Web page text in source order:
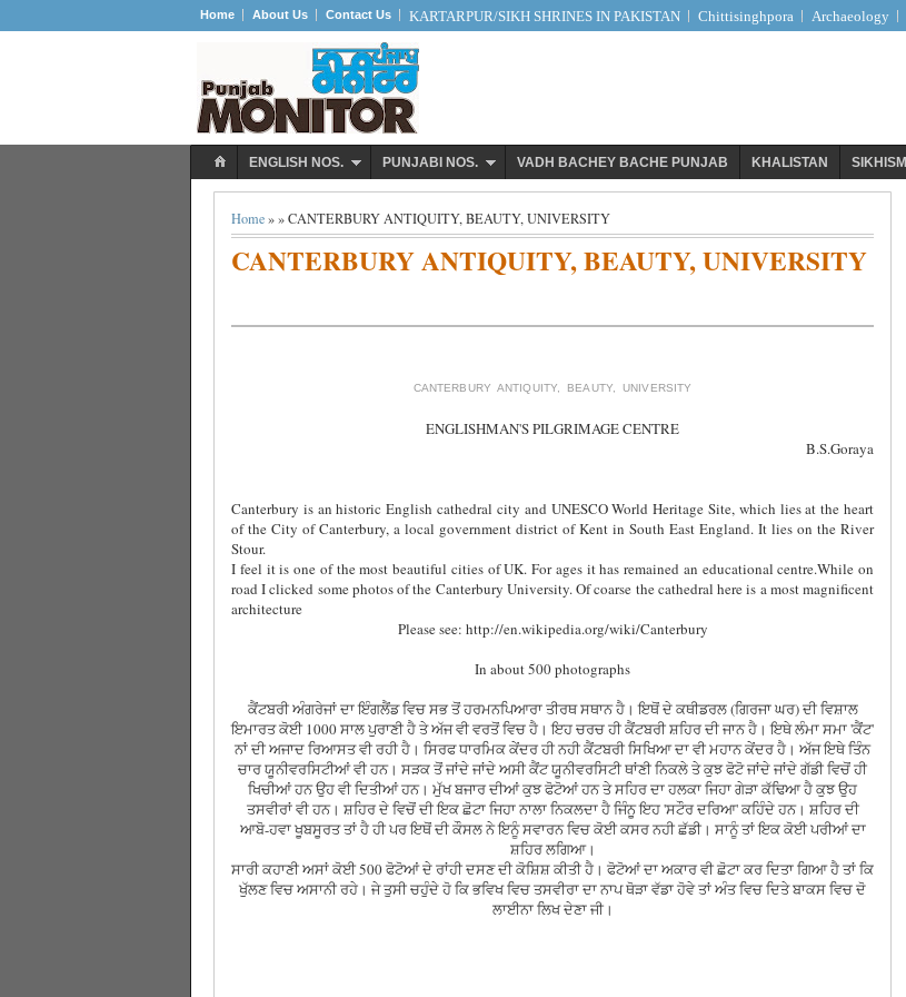
Home About Us Contact Us KARTARPUR/SIKH SHRINES IN PAKISTAN Chittisinghpora Archaeology
ENGLISH NOS. PUNJABI NOS. VADH BACHEY BACHE PUNJAB KHALISTAN SIKHISM
Home» » CANTERBURY ANTIQUITY, BEAUTY, UNIVERSITY
CANTERBURY ANTIQUITY, BEAUTY, UNIVERSITY
CANTERBURY ANTIQUITY, BEAUTY, UNIVERSITY
ENGLISHMAN'S PILGRIMAGE CENTRE
B.S.Goraya
Canterbury is an historic English cathedral city and UNESCO World Heritage Site, which lies at the heart
of the City of Canterbury, a local government district of Kent in South East England. It lies on the River
Stour.
I feel it is one of the most beautiful cities of UK. For ages it has remained an educational centre.While on
road I clicked some photos of the Canterbury University. Of coarse the cathedral here is a most magnificent
architecture
Please see: http://en.wikipedia.org/wiki/Canterbury
In about 500 photographs
ਕੈਂਟਬਰੀ ਅੰਗਰੇਜਾਂ ਦਾ ਇੰਗਲੈਂਡ ਵਿਚ ਸਭ ਤੋਂ ਹਰਮਨਪਿਆਰਾ ਤੀਰਥ ਸਥਾਨ ਹੈ। ਇਥੋਂ ਦੇ ਕਥੀਡਰਲ (ਗਿਰਜਾ ਘਰ) ਦੀ ਵਿਸ਼ਾਲ
ਇਮਾਰਤ ਕੋਈ 1000 ਸਾਲ ਪੁਰਾਣੀ ਹੈ ਤੇ ਅੱਜ ਵੀ ਵਰਤੋਂ ਵਿਚ ਹੈ। ਇਹ ਚਰਚ ਹੀ ਕੈਂਟਬਰੀ ਸ਼ਹਿਰ ਦੀ ਜਾਨ ਹੈ। ਇਥੇ ਲੰਮਾ ਸਮਾ 'ਕੈਂਟ'
ਨਾਂ ਦੀ ਅਜਾਦ ਰਿਆਸਤ ਵੀ ਰਹੀ ਹੈ। ਸਿਰਫ ਧਾਰਮਿਕ ਕੇਂਦਰ ਹੀ ਨਹੀ ਕੈਂਟਬਰੀ ਸਿਖਿਆ ਦਾ ਵੀ ਮਹਾਨ ਕੇਂਦਰ ਹੈ। ਅੱਜ ਇਥੇ ਤਿੰਨ
ਚਾਰ ਯੂਨੀਵਰਸਿਟੀਆਂ ਵੀ ਹਨ। ਸੜਕ ਤੋਂ ਜਾਂਦੇ ਜਾਂਦੇ ਅਸੀ ਕੈਂਟ ਯੂਨੀਵਰਸਿਟੀ ਥਾਂਣੀ ਨਿਕਲੇ ਤੇ ਕੁਝ ਫੋਟੋ ਜਾਂਦੇ ਜਾਂਦੇ ਗੱਡੀ ਵਿਚੋਂ ਹੀ
ਖਿਚੀਆਂ ਹਨ ਉਹ ਵੀ ਦਿਤੀਆਂ ਹਨ। ਮੁੱਖ ਬਜਾਰ ਦੀਆਂ ਕੁਝ ਫੋਟੋਆਂ ਹਨ ਤੇ ਸਹਿਰ ਦਾ ਹਲਕਾ ਜਿਹਾ ਗੇੜਾ ਕੱਢਿਆ ਹੈ ਕੁਝ ਉਹ
ਤਸਵੀਰਾਂ ਵੀ ਹਨ। ਸ਼ਹਿਰ ਦੇ ਵਿਚੋਂ ਦੀ ਇਕ ਛੋਟਾ ਜਿਹਾ ਨਾਲਾ ਨਿਕਲਦਾ ਹੈ ਜਿੰਨੂ ਇਹ 'ਸਟੌਰ ਦਰਿਆ' ਕਹਿੰਦੇ ਹਨ। ਸ਼ਹਿਰ ਦੀ
ਆਬੋ-ਹਵਾ ਖੂਬਸੂਰਤ ਤਾਂ ਹੈ ਹੀ ਪਰ ਇਥੋਂ ਦੀ ਕੌਸਲ ਨੇ ਇਨੂੰ ਸਵਾਰਨ ਵਿਚ ਕੋਈ ਕਸਰ ਨਹੀ ਛੱਡੀ। ਸਾਨੂੰ ਤਾਂ ਇਕ ਕੋਈ ਪਰੀਆਂ ਦਾ
ਸ਼ਹਿਰ ਲਗਿਆ।
ਸਾਰੀ ਕਹਾਣੀ ਅਸਾਂ ਕੋਈ 500 ਫੋਟੋਆਂ ਦੇ ਰਾਂਹੀ ਦਸਣ ਦੀ ਕੋਸ਼ਿਸ਼ ਕੀਤੀ ਹੈ। ਫੋਟੋਆਂ ਦਾ ਅਕਾਰ ਵੀ ਛੋਟਾ ਕਰ ਦਿਤਾ ਗਿਆ ਹੈ ਤਾਂ ਕਿ
ਖੁੱਲਣ ਵਿਚ ਅਸਾਨੀ ਰਹੇ। ਜੇ ਤੁਸੀ ਚਹੁੰਦੇ ਹੋ ਕਿ ਭਵਿਖ ਵਿਚ ਤਸਵੀਰਾ ਦਾ ਨਾਪ ਥੋੜਾ ਵੱਡਾ ਹੋਵੇ ਤਾਂ ਅੰਤ ਵਿਚ ਦਿਤੇ ਬਾਕਸ ਵਿਚ ਦੋ
ਲਾਈਨਾ ਲਿਖ ਦੇਣਾ ਜੀ।